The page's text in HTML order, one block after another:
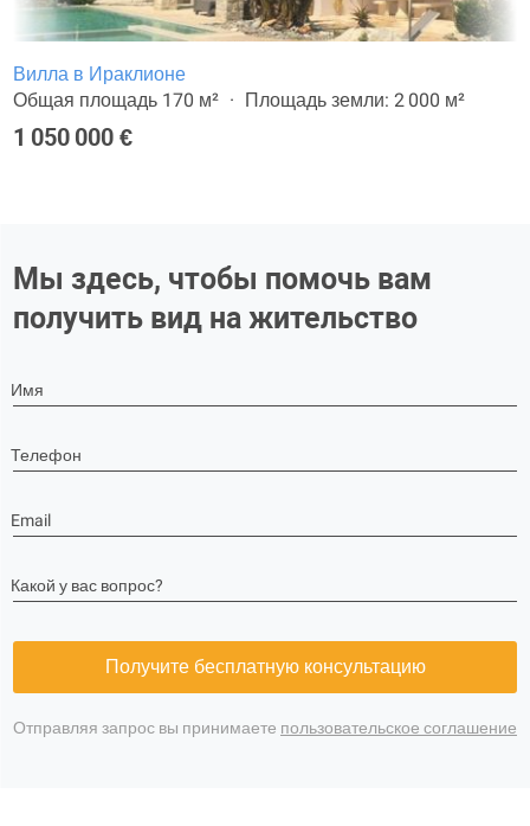
Вилла в Ираклионе
Общая площадь 170 м²
Площадь земли: 2 000 м²
1 050 000 €
Мы здесь, чтобы помочь вам
получить вид на жительство
Имя
Телефон
Email
Какой у вас вопрос?
Получите бесплатную консультацию
Отправляя запрос вы принимаете пользовательское соглашение